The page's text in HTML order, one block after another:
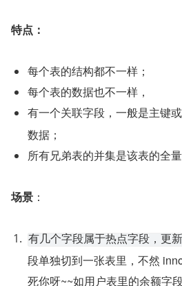
特点：
每个表的结构都不一样；
每个表的数据也不一样，
有一个关联字段，一般是主键
数据；
所有兄弟表的并集是该表的全量
场景 ：
有几个字段属于热点字段，更
段单独切到一张表里，不然
死你呀~~如用户表里的余额字